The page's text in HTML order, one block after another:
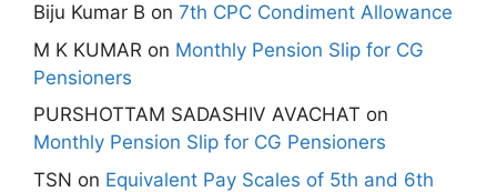
Biju Kumar B on 7th CPC Condiment Allowance
M K KUMAR on Monthly Pension Slip for CG
Pensioners
PURSHOTTAM SADASHIV AVACHAT on
Monthly Pension Slip for CG Pensioners
TSN on Equivalent Pay Scales of 5th and 6th